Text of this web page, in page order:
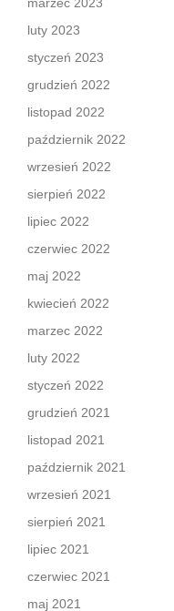
luty 2023
styczeń 2023
grudzień 2022
listopad 2022
październik 2022
wrzesień 2022
sierpień 2022
lipiec 2022
czerwiec 2022
maj 2022
kwiecień 2022
marzec 2022
luty 2022
styczeń 2022
grudzień 2021
listopad 2021
październik 2021
wrzesień 2021
sierpień 2021
lipiec 2021
czerwiec 2021
maj 2021